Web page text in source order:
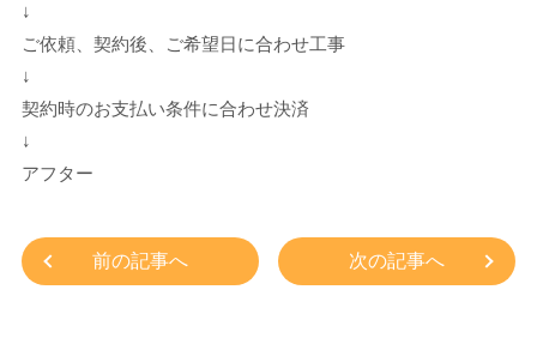
↓
ご依頼、契約後、ご希望日に合わせ工事
↓
契約時のお支払い条件に合わせ決済
↓
アフター
前の記事へ 次の記事へ